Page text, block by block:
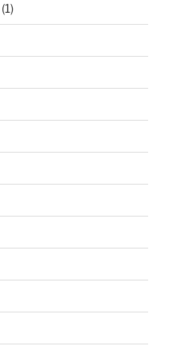
(1)